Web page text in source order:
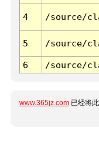
4 /source/
5 /source/
6 /source/
www.365jz.com 已经将